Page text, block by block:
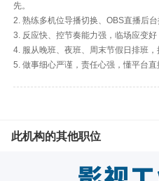
先。
2. 熟练多机位导播切换、OBS直播后
3. 反应快、控节奏能力强，临场应变好
4. 服从晚班、夜班、周末节假日排班，
5. 做事细心严谨，责任心强，懂平台直
此机构的其他职位